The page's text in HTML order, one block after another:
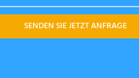
SENDEN SIE JETZT ANFRAGE